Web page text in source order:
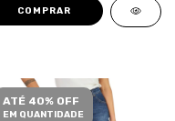
COMPRAR
ATÉ 40% OFF
EM QUANTIDADE